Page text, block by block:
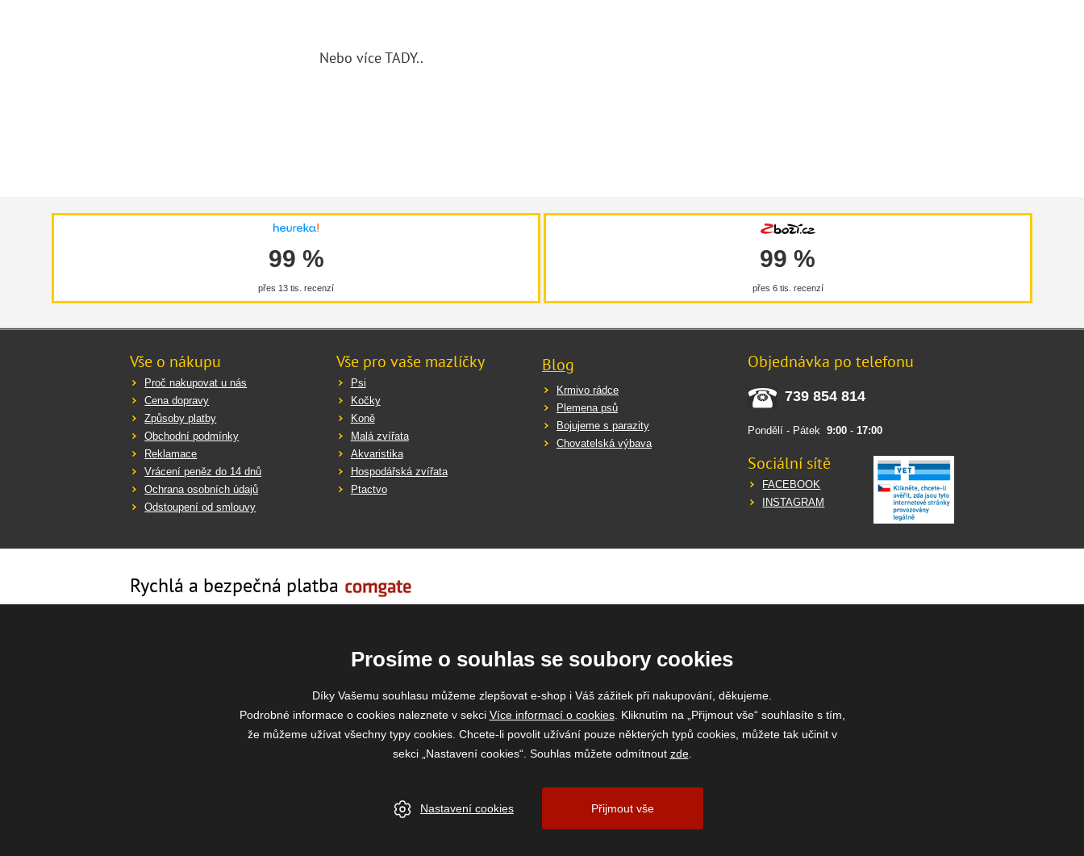
Nebo více TADY..
99 %
přes 13 tis. recenzí
99 %
přes 6 tis. recenzí
Vše o nákupu
Proč nakupovat u nás
Cena dopravy
Způsoby platby
Obchodní podmínky
Reklamace
Vrácení peněz do 14 dnů
Ochrana osobních údajů
Odstoupení od smlouvy
Vše pro vaše mazlíčky
Psi
Kočky
Koně
Malá zvířata
Akvaristika
Hospodářská zvířata
Ptactvo
Blog
Krmivo rádce
Plemena psů
Bojujeme s parazity
Chovatelská výbava
Objednávka po telefonu
739 854 814
Pondělí - Pátek9:00 -17:00
Sociální sítě
FACEBOOK
INSTAGRAM
Rychlá a bezpečná platba
www.vase-krmivo.cz
- Tomáš Kroupa e-shop, Kanice 307, 664 01 Brno-venkov, IČ: 75785439
Prosíme o souhlas se soubory cookies
Díky Vašemu souhlasu můžeme zlepšovat e-shop i Váš zážitek při nakupování, děkujeme.
Podrobné informace o cookies naleznete v sekci Více informací o cookies. Kliknutím na „Přijmout vše“ souhlasíte s tím,
že můžeme užívat všechny typy cookies. Chcete-li povolit užívání pouze některých typů cookies, můžete tak učinit v
sekci „Nastavení cookies“. Souhlas můžete odmítnout zde.
Přijmout vše
Nastavení cookies